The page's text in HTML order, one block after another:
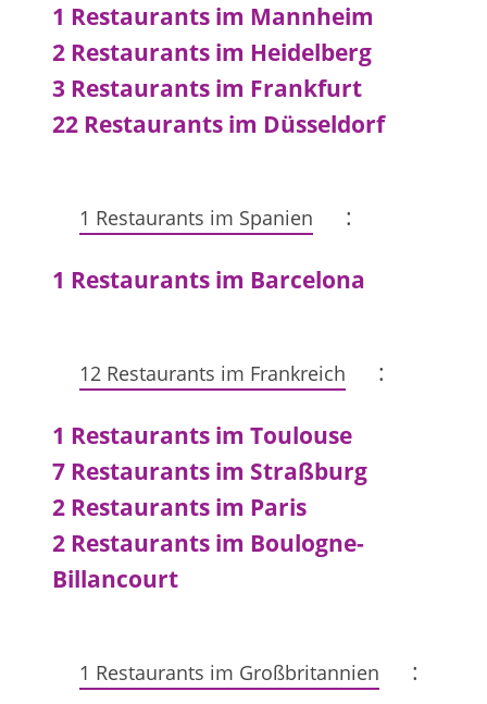
1 Restaurants im Mannheim
2 Restaurants im Heidelberg
3 Restaurants im Frankfurt
22 Restaurants im Düsseldorf
1 Restaurants im Spanien :
1 Restaurants im Barcelona
12 Restaurants im Frankreich :
1 Restaurants im Toulouse
7 Restaurants im Straßburg
2 Restaurants im Paris
2 Restaurants im Boulogne-
Billancourt
1 Restaurants im Großbritannien :